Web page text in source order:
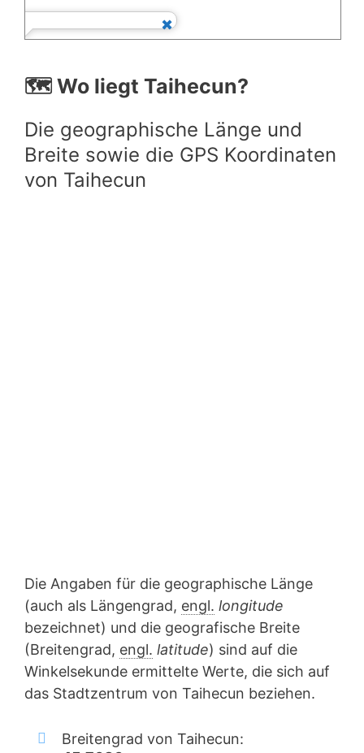
🗺️ Wo liegt Taihecun?
Die geographische Länge und
Breite sowie die GPS Koordinaten
von Taihecun
Die Angaben für die geographische Länge
(auch als Längengrad, engl. longitude
bezeichnet) und die geografische Breite
(Breitengrad, engl. latitude) sind auf die
Winkelsekunde ermittelte Werte, die sich auf
das Stadtzentrum von Taihecun beziehen.
Breitengrad von Taihecun: